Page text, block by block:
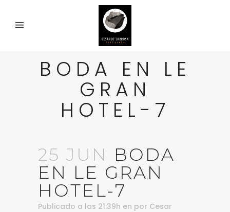
BODA EN LE
GRAN
HOTEL-7
25 JUN BODA
EN LE GRAN
HOTEL-7
Publicado a las 21:39h en por Cesar